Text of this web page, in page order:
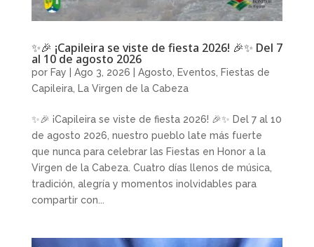
✨🎉 ¡Capileira se viste de fiesta 2026! 🎉✨ Del 7
al 10 de agosto 2026
por Fay Ago 3, 2026 Agosto Eventos
Fiestas de
Capileira, La Virgen de la Cabeza
✨🎉 ¡Capileira se viste de fiesta 2026! 🎉✨ Del 7 al 10
de agosto 2026, nuestro pueblo late más fuerte
que nunca para celebrar las Fiestas en Honor a la
Virgen de la Cabeza. Cuatro días llenos de música,
tradición, alegría y momentos inolvidables para
compartir con...